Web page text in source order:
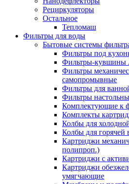
Рециркуляторы
Остальное
Тепломаш
Фильтры для воды
Бытовые системы
Фильтры под
Фильтры-кувшины
Фильтры
самопромывные
Фильтры для
Фильтры
Комплектующие к
Комплекты
Колбы для
Колбы для горячей
Картриджи
полипроп.)
Картриджи с
Картриджи
умягчающие